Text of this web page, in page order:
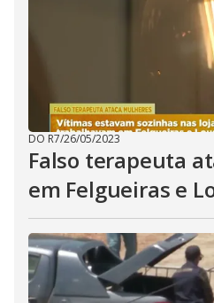
DO R7/26/05/2023
Falso terapeuta
em Felgueiras e